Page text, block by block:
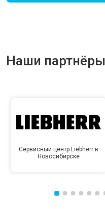
Наши партнёры
Сервисный центр Liebherr в
Новосибирске